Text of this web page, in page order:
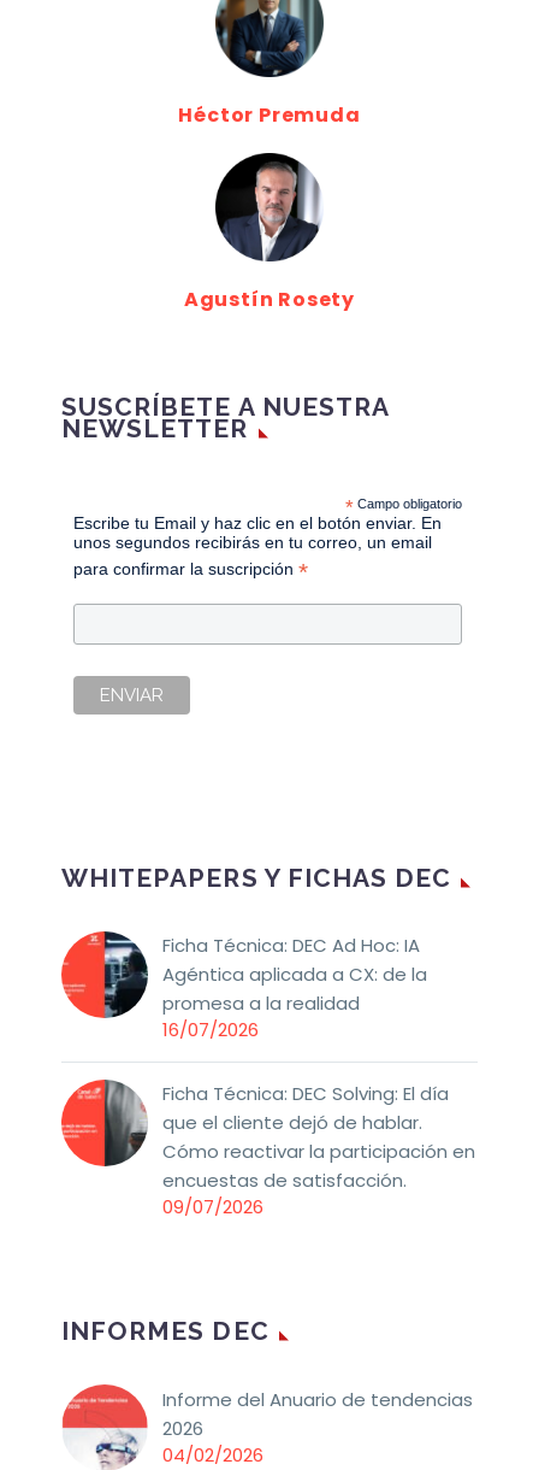
Héctor Premuda
Agustín Rosety
SUSCRÍBETE A NUESTRA
NEWSLETTER
*Campo obligatorio
Escribe tu Email y haz clic en el botón enviar. En
unos segundos recibirás en tu correo, un email
para confirmar la suscripción*
WHITEPAPERS Y FICHAS DEC
Ficha Técnica: DEC Ad Hoc: IA
Agéntica aplicada a CX: de la
promesa a la realidad
16/07/2026
Ficha Técnica: DEC Solving: El día
que el cliente dejó de hablar.
Cómo reactivar la participación en
encuestas de satisfacción.
09/07/2026
INFORMES DEC
Informe del Anuario de tendencias
2026
04/02/2026